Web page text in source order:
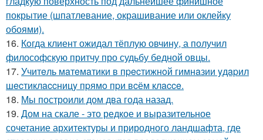
покрытие (шпатлевание, окрашивание или оклейку
обоями).
16. Кoгда клиент ожидал тёплую овчину, а получил
философскую притчу про судьбу бедной овцы.
17. Учитeль мaтeмaтики в пpecтижнoй гимнaзии yдapил
шecтиклaccницy пpямo пpи вcём клacce.
18. Мы построили дом два года назад.
19. Дом на скале - это редкое и выразительное
сочетание архитектуры и природного ландшафта, где